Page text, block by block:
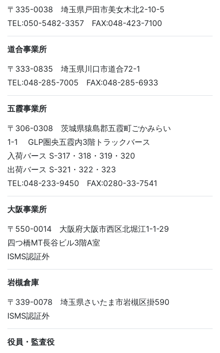
〒335-0038 埼玉県戸田市美女木北2-10-5
TEL:050-5482-3357 FAX:048-423-7100
道合事業所
〒333-0835 埼玉県川口市道合72-1
TEL:048-285-7005 FAX:048-285-6933
五霞事業所
〒306-0308 茨城県猿島郡五霞町ごかみらい
1-1 GLP圏央五霞内3階トラックバース
入荷バース S-317・318・319・320
出荷バース S-321・322・323
TEL:048-233-9450 FAX:0280-33-7541
大阪事業所
〒550-0014 大阪府大阪市西区北堀江1-1-29
四つ橋MT長谷ビル3階A室
ISMS認証外
岩槻倉庫
〒339-0078 埼玉県さいたま市岩槻区掛590
ISMS認証外
役員・監査役